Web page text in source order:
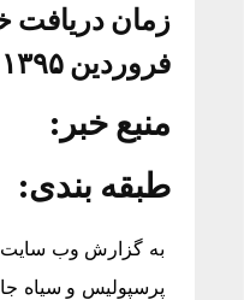
فروردین ۱۳۹۵ ساعت ۱۸:۵۹
منبع خبر:
طبقه بندی:
به گزارش وب سایت